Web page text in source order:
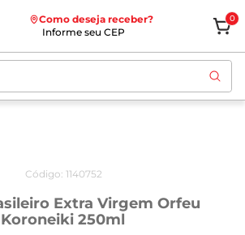
Como deseja receber?
Informe seu CEP
0
Código: 1140752
Extra Virgem Orfeu
Koroneiki 250ml